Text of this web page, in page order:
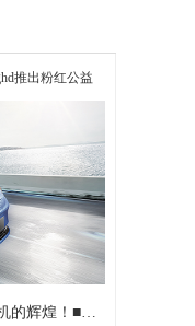
的辉煌！ ■